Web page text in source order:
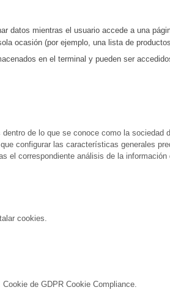
datos mientras el usuario accede a una
ocasión (por ejemplo, una lista de
en el terminal y pueden ser
de lo que se conoce como la
configurar las características generales
correspondiente análisis de la
cookies.
de GDPR Cookie Compliance.